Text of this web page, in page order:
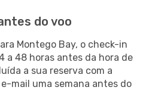
do voo
Montego Bay, o check-in
a 48 horas antes da hora de
a sua reserva com a
mail uma semana antes do